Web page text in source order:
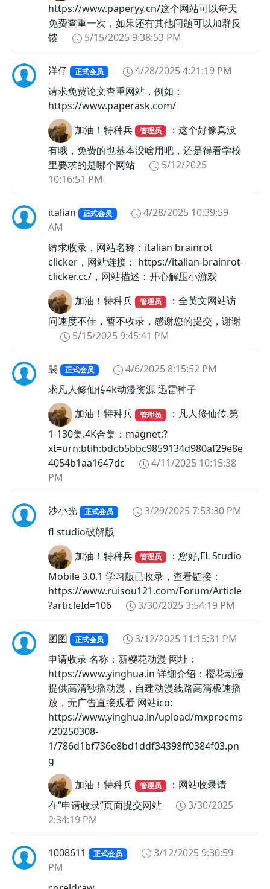
https://www.paperyy.cn/这个网站可以每天
免费查重一次，如果还有其他问题可以加群反
馈
5/15/2025 9:38:53 PM
洋仔 正式会员
4/28/2025 4:21:19 PM
请求免费论文查重网站，例如：
https://www.paperask.com/
加油！特种兵
管理员
：这个好像真没
有哦，免费的也基本没啥用吧，还是得看学校
里要求的是哪个网站
5/12/2025
10:16:51 PM
italian 正式会员
4/28/2025 10:39:59
AM
请求收录，网站名称：italian brainrot
clicker，网站链接： https://italian-brainrot-
clicker.cc/，网站描述：开心解压小游戏
加油！特种兵
管理员
：全英文网站访
问速度不佳，暂不收录，感谢您的提交，谢谢
5/15/2025 9:45:41 PM
裴 正式会员
4/6/2025 8:15:52 PM
求凡人修仙传4k动漫资源 迅雷种子
加油！特种兵
管理员
：凡人修仙传.第
1-130集.4K合集：magnet:?
xt=urn:btih:bdcb5bbc9859134d980af29e8e
4054b1aa1647dc
4/11/2025 10:15:38
PM
沙小光 正式会员
3/29/2025 7:53:30 PM
fl studio破解版
加油！特种兵
管理员
：您好,FL Studio
Mobile 3.0.1 学习版已收录，查看链接：
https://www.ruisou121.com/Forum/Article
?articleId=106
3/30/2025 3:54:19 PM
图图 正式会员
3/12/2025 11:15:31 PM
申请收录 名称：新樱花动漫 网址：
https://www.yinghua.in 详细介绍：樱花动漫
提供高清秒播动漫，自建动漫线路高清极速播
放，无广告直接观看 网站ico:
https://www.yinghua.in/upload/mxprocms
/20250308-
1/786d1bf736e8bd1ddf34398ff0384f03.pn
g
加油！特种兵
管理员
：网站收录请
在“申请收录”页面提交网站
3/30/2025
2:34:19 PM
1008611 正式会员
3/12/2025 9:30:59
PM